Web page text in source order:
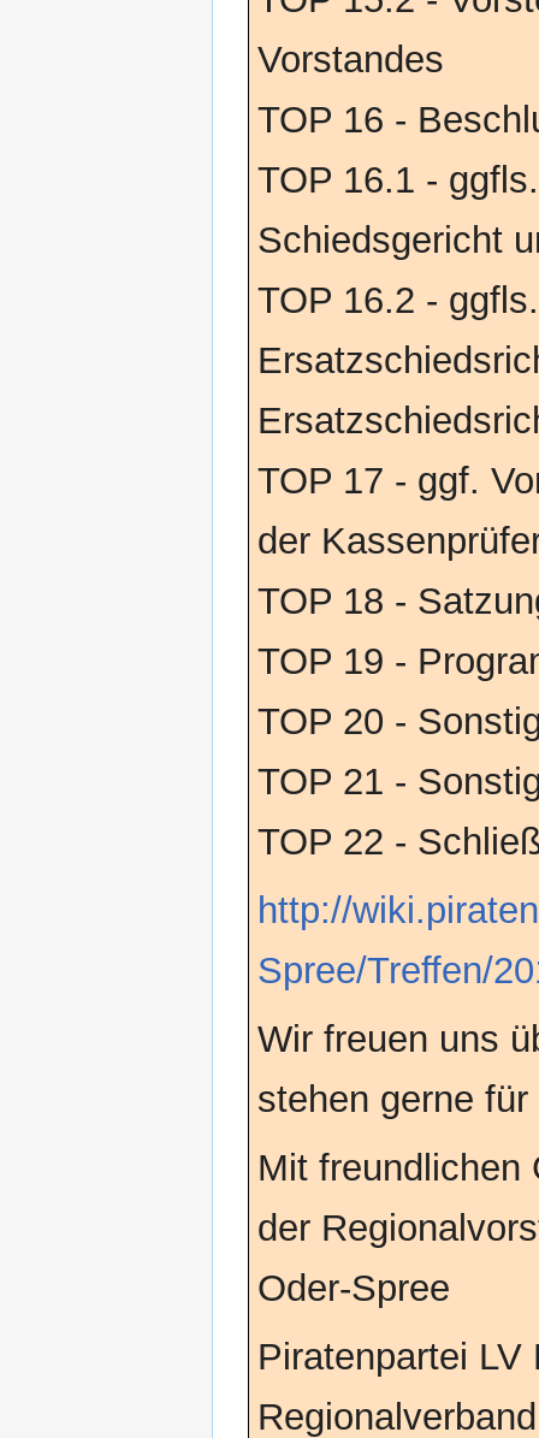
Vorstandes
TOP 16 -
TOP 16.1 -
Schiedsgericht
TOP 16.2 -
TOP 17 - ggf.
der
TOP 18 -
TOP 19 -
TOP 20 -
TOP 21 -
TOP 22 -
http://
Spree/Treffen/
Wir freuen uns
stehen gerne
Mit freundlichen
der
Oder-Spree
Piratenpartei LV